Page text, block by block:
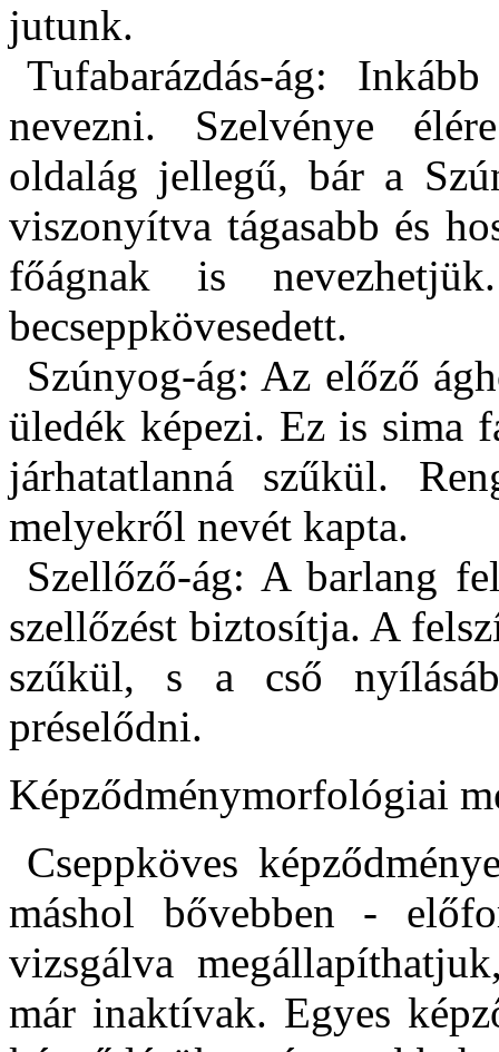
jutunk.
Tufabarázdás-ág:
nevezni. Szelvénye
oldalág jellegű, bár a
viszonyítva tágasabb és
főágnak is
becseppkövesedett.
Szúnyog-ág: Az előző
üledék képezi. Ez is sima
járhatatlanná szűkül.
melyekről nevét kapta.
Szellőző-ág: A barlang
szellőzést biztosítja. A
szűkül, s a cső
préselődni.
Képződménymorfológiai
Cseppköves
máshol bővebben -
vizsgálva
már inaktívak. Egyes